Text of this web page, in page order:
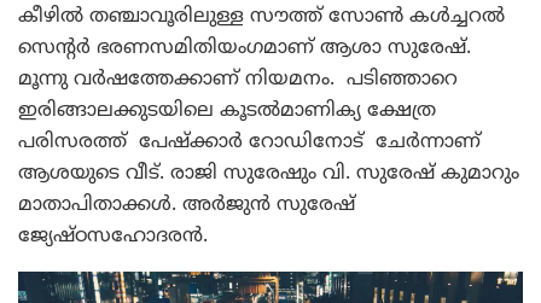
കീഴിൽ തഞ്ചാവൂരിലുള്ള സൗത്ത് സോൺ കൾച്ചറൽ
സെന്റർ ഭരണസമിതിയംഗമാണ് ആശാ സുരേഷ്.
മൂന്നു വർഷത്തേക്കാണ് നിയമനം. പടിഞ്ഞാറെ
ഇരിങ്ങാലക്കുടയിലെ കൂടൽമാണിക്യ ക്ഷേത്ര
പരിസരത്ത് പേഷ്ക്കാർ റോഡിനോട് ചേർന്നാണ്
ആശയുടെ വീട്​. രാജി സുരേഷും വി. സുരേഷ് കുമാറും
മാതാപിതാക്കൾ. അർജുൻ സുരേഷ്
ജ്യേഷ്ഠസഹോദരൻ.